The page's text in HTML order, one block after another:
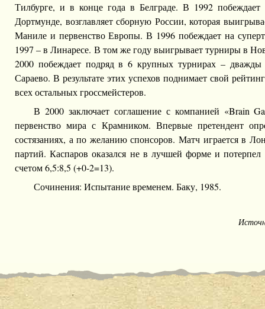
Тилбурге, и в конце года в Белграде. В 1992
Дортмунде, возглавляет сборную России, которая
Маниле и первенство Европы. В 1996 побеждает на
1997 – в Линаресе. В том же году выигрывает турниры в
2000 побеждает подряд в 6 крупных турнирах –
Сараево. В результате этих успехов поднимает свой
всех остальных гроссмейстеров.
В 2000 заключает соглашение с компанией «Brain
первенство мира с Крамником. Впервые претендент
состязаниях, а по желанию спонсоров. Матч играется в
партий. Каспаров оказался не в лучшей форме и
счетом 6,5:8,5 (+0-2=13).
Сочинения: Испытание временем. Баку, 1985.